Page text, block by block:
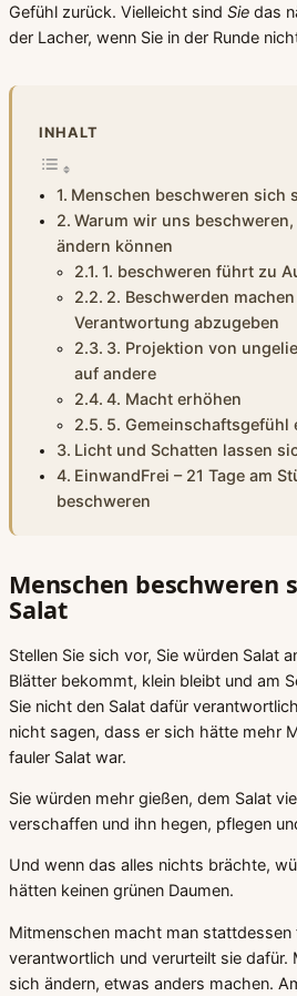
Gefühl zurück. Vielleicht sind Sie das
der Lacher, wenn Sie in der Runde
INHALT
Menschen beschweren sich
Warum wir uns
ändern können
1. beschweren führt zu
2. Beschwerden
Verantwortung abzugeben
3. Projektion von
auf andere
4. Macht erhöhen
5. Gemeinschaftsgefühl
Licht und Schatten lassen
EinwandFrei – 21 Tage am
beschweren
Menschen beschweren
Salat
Stellen Sie sich vor, Sie würden Salat
Blätter bekommt, klein bleibt und am
Sie nicht den Salat dafür
nicht sagen, dass er sich hätte mehr
fauler Salat war.
Sie würden mehr gießen, dem Salat
verschaffen und ihn hegen, pflegen
Und wenn das alles nichts brächte,
hätten keinen grünen Daumen.
Mitmenschen macht man stattdessen
verantwortlich und verurteilt sie dafür.
sich ändern, etwas anders machen.